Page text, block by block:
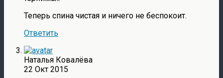
Теперь спина чистая и ничего не беспокоит.
Ответить
Наталья Ковалёва
22 Окт 2015